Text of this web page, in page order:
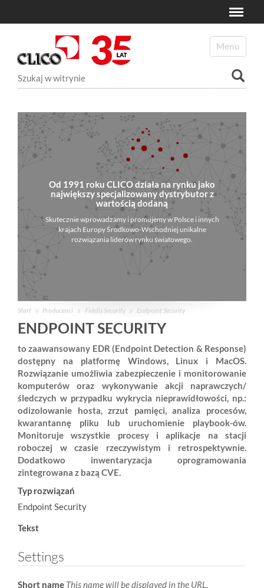
Toggle
Od 1991 roku CLICO działa na rynku jako
największy specjalizowany dystrybutor z
wartością dodaną
Skutecznie wprowadzamy i promujemy w Polsce i innych
krajach Europy Środkowo-Wschodniej unikalne
rozwiązania liderów rynku światowego.
Start Producenci Fidelis Security Endpoint Security
ENDPOINT SECURITY
to zaawansowany EDR (Endpoint Detection & Response)
dostępny na platformę Windows, Linux i MacOS.
Rozwiązanie umożliwia zabezpieczenie i monitorowanie
komputerów oraz wykonywanie akcji naprawczych/
śledczych w przypadku wykrycia nieprawidłowości, np.:
odizolowanie hosta, zrzut pamięci, analiza procesów,
kwarantannę pliku lub uruchomienie playbook-ów.
Monitoruje wszystkie procesy i aplikacje na stacji
roboczej w czasie rzeczywistym i retrospektywnie.
Dodatkowo inwentaryzacja oprogramowania
zintegrowana z bazą CVE.
Typ rozwiązań
Endpoint Security
Tekst
Settings
Short name This name will be displayed in the URL.